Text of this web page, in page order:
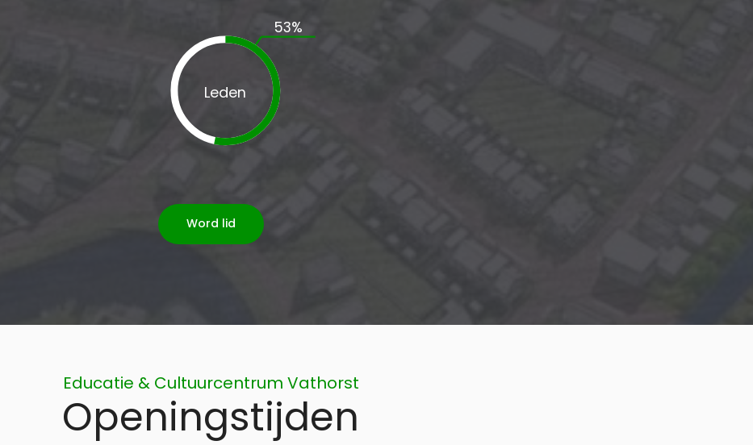
Leden
53%
Word lid
Educatie & Cultuurcentrum Vathorst
Openingstijden